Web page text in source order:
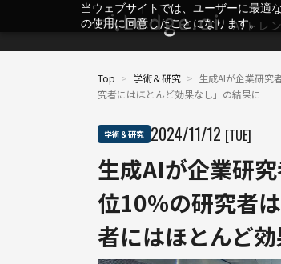
当ウェブサイトでは、ユーザーに最適
の使用に同意したことになります。
Top > 学術＆研究 > 生成AIが企業研究
究者にはほとんど効果なし」の結果に
学術＆研究 2024/11/12 [TUE]
生成AIが企業研
位10%の研究者
者にはほとんど